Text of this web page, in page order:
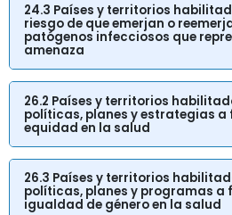
24.3 Países y territorios
riesgo de que emerjan o
patógenos infecciosos que
amenaza
26.2 Países y territorios
políticas, planes y estrategias a
equidad en la salud
26.3 Países y territorios
políticas, planes y programas a
igualdad de género en la salud